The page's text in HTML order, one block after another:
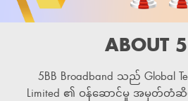
ABOUT
5BB Broadband သည် Global
Limited ၏ ဝန်ဆောင်မှု အမှတ်တံဆိပ်